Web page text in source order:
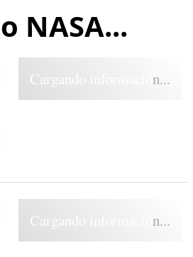
NASA...
Cargando información...
Cargando información...